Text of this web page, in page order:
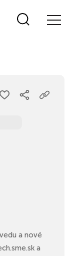
a nové
a